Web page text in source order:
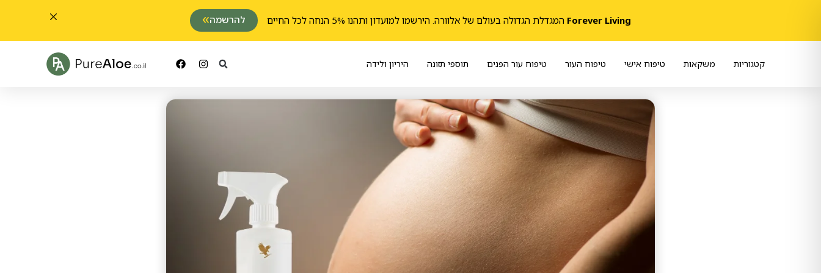
Forever Living המגדלת הגדולה בעולם של אלוורה. הירשמו למועדון ותהנו 5% הנחה לכל החיים להרשמה
קטגוריות משקאות טיפוח אישי טיפוח העור טיפוח עור הפנים תוספי תזונה היריון ולידה